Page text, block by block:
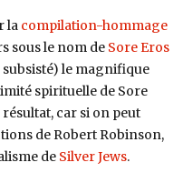
la compilation-hommage
sous le nom de Sore Eros
subsisté) le magnifique
spirituelle de Sore
car si on peut
de Robert Robinson,
de Silver Jews.